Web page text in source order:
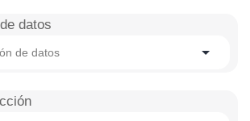
datos
de datos